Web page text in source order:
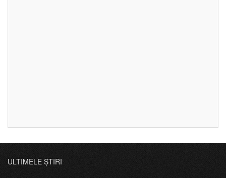
ULTIMELE ȘTIRI